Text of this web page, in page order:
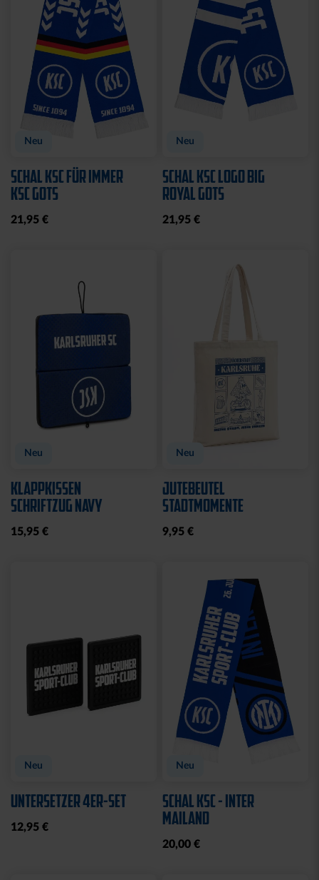
Neu
SCHAL KSC FÜR IMMER
KSC GOTS
21,95 €
Neu
SCHAL KSC LOGO BIG
ROYAL GOTS
21,95 €
Neu
KLAPPKISSEN
SCHRIFTZUG NAVY
15,95 €
Neu
JUTEBEUTEL
STADTMOMENTE
9,95 €
Neu
UNTERSETZER 4ER-SET
12,95 €
Neu
SCHAL KSC - INTER
MAILAND
20,00 €